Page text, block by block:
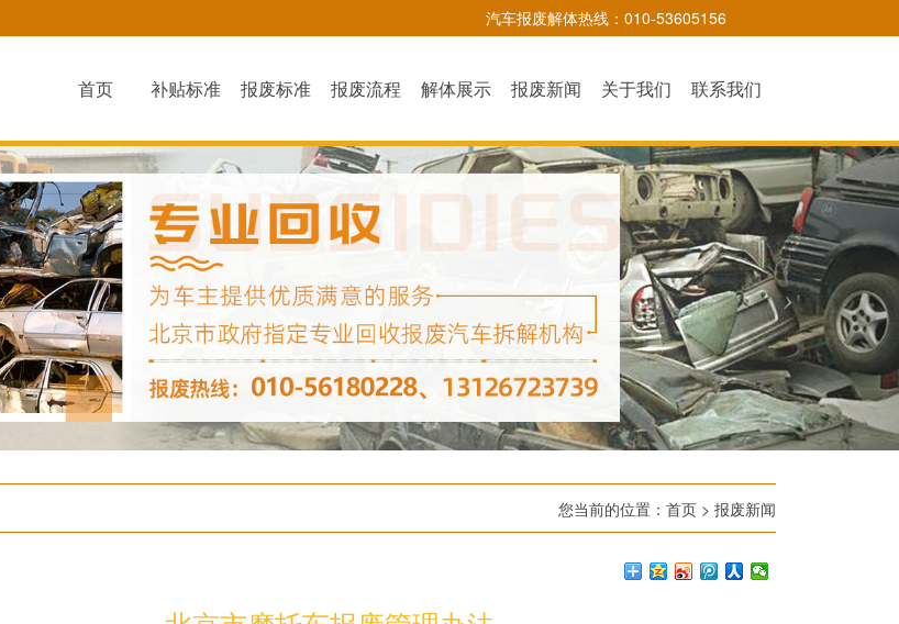
汽车报废解体热线：010-53605156
首页 补贴标准 报废标准 报废流程 解体展示 报废新闻 关于我们 联系我们
您当前的位置： 首页 > 报废新闻